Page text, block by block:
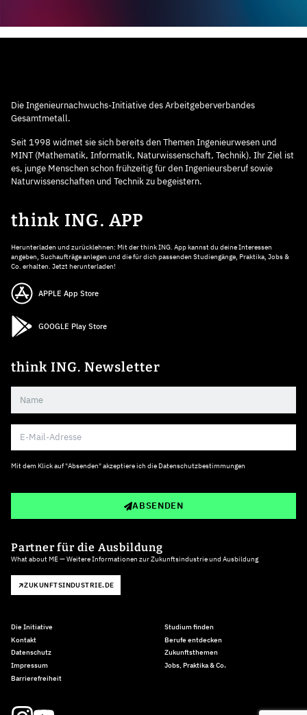
Die Ingenieurnachwuchs-Initiative des Arbeitgeberverbandes
Gesamtmetall.
Seit 1998 widmet sie sich bereits den Themen Ingenieurwesen und
MINT (Mathematik, Informatik, Naturwissenschaft, Technik). Ihr Ziel ist
es, junge Menschen schon frühzeitig für den Ingenieursberuf sowie
Naturwissenschaften und Technik zu begeistern.
think ING. APP
Herunterladen und zurücklehnen: Mit der think ING. App kannst du deine Interessen
angeben, Suchaufträge anlegen und die für dich passenden Studiengänge, Praktika, Jobs &
Co. erhalten. Jetzt herunterladen!
APPLE App Store
GOOGLE Play Store
think ING. Newsletter
Mit dem Klick auf "Absenden" akzeptiere ich die Datenschutzbestimmungen
ABSENDEN
Partner für die Ausbildung
What about ME — Weitere Informationen zur Zukunftsindustrie und Ausbildung
ZUKUNFTSINDUSTRIE.DE
Die Initiative
Kontakt
Datenschutz
Impressum
Barrierefreiheit
Studium finden
Berufe entdecken
Zukunftsthemen
Jobs, Praktika & Co.